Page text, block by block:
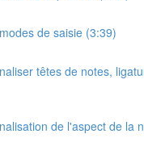
de saisie (3:39)
têtes de notes,
de l'aspect de la